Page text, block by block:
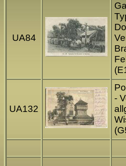
UA84
UA132
-